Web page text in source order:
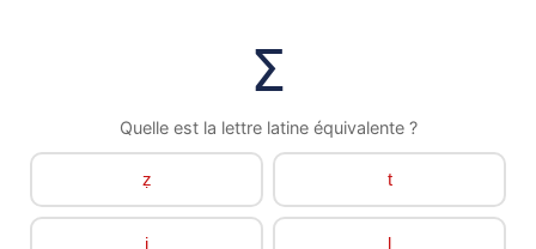
ⵉ
Quelle est la lettre latine équivalente ?
ẓ t
i l